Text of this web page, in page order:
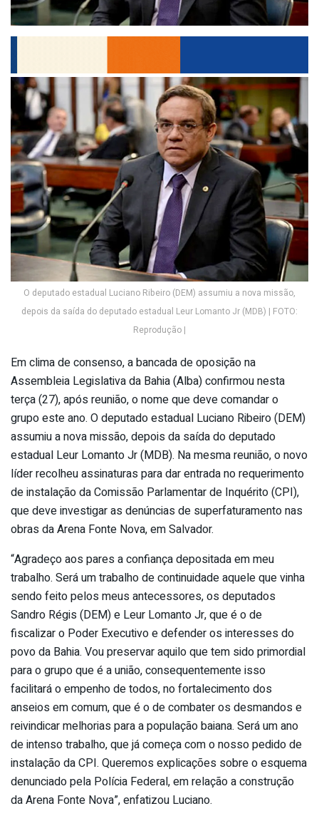
O deputado estadual Luciano Ribeiro (DEM) assumiu a nova missão,
depois da saída do deputado estadual Leur Lomanto Jr (MDB) | FOTO:
Reprodução |
Em clima de consenso, a bancada de oposição na
Assembleia Legislativa da Bahia (Alba) confirmou nesta
terça (27), após reunião, o nome que deve comandar o
grupo este ano. O deputado estadual Luciano Ribeiro (DEM)
assumiu a nova missão, depois da saída do deputado
estadual Leur Lomanto Jr (MDB). Na mesma reunião, o novo
líder recolheu assinaturas para dar entrada no requerimento
de instalação da Comissão Parlamentar de Inquérito (CPI),
que deve investigar as denúncias de superfaturamento nas
obras da Arena Fonte Nova, em Salvador.
“Agradeço aos pares a confiança depositada em meu
trabalho. Será um trabalho de continuidade aquele que vinha
sendo feito pelos meus antecessores, os deputados
Sandro Régis (DEM) e Leur Lomanto Jr, que é o de
fiscalizar o Poder Executivo e defender os interesses do
povo da Bahia. Vou preservar aquilo que tem sido primordial
para o grupo que é a união, consequentemente isso
facilitará o empenho de todos, no fortalecimento dos
anseios em comum, que é o de combater os desmandos e
reivindicar melhorias para a população baiana. Será um ano
de intenso trabalho, que já começa com o nosso pedido de
instalação da CPI. Queremos explicações sobre o esquema
denunciado pela Polícia Federal, em relação a construção
da Arena Fonte Nova”, enfatizou Luciano.